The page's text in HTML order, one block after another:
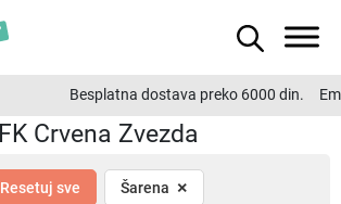
Besplatna dostava preko 6000 din.
FK Crvena Zvezda
Resetuj sve Šarena ×